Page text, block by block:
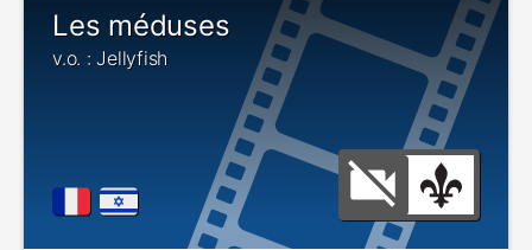
Les méduses
v.o. : Jellyfish